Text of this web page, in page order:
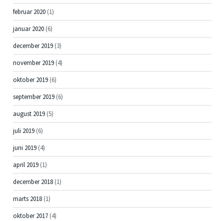
februar 2020 (1)
januar 2020 (6)
december 2019 (3)
november 2019 (4)
oktober 2019 (6)
september 2019 (6)
august 2019 (5)
juli 2019 (6)
juni 2019 (4)
april 2019 (1)
december 2018 (1)
marts 2018 (1)
oktober 2017 (4)